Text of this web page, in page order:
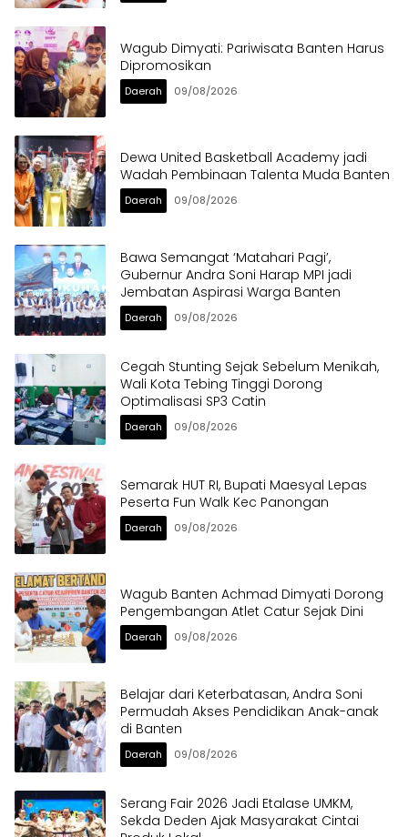
Wagub Dimyati: Pariwisata Banten Harus
Dipromosikan
Daerah 09/08/2026
Dewa United Basketball Academy jadi
Wadah Pembinaan Talenta Muda Banten
Daerah 09/08/2026
Bawa Semangat ‘Matahari Pagi’,
Gubernur Andra Soni Harap MPI jadi
Jembatan Aspirasi Warga Banten
Daerah 09/08/2026
Cegah Stunting Sejak Sebelum Menikah,
Wali Kota Tebing Tinggi Dorong
Optimalisasi SP3 Catin
Daerah 09/08/2026
Semarak HUT RI, Bupati Maesyal Lepas
Peserta Fun Walk Kec Panongan
Daerah 09/08/2026
Wagub Banten Achmad Dimyati Dorong
Pengembangan Atlet Catur Sejak Dini
Daerah 09/08/2026
Belajar dari Keterbatasan, Andra Soni
Permudah Akses Pendidikan Anak-anak
di Banten
Daerah 09/08/2026
Serang Fair 2026 Jadi Etalase UMKM,
Sekda Deden Ajak Masyarakat Cintai